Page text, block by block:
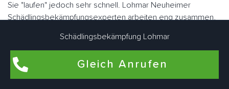
Sie "laufen" jedoch sehr schnell. Lohmar Neuheimer
Schädlingsbekämpfungsexperten arbeiten eng zusammen,
Flohbekämpfung in Lohmar Neuheim
Schädlingsbekämpfung Lohmar
Gleich Anrufen